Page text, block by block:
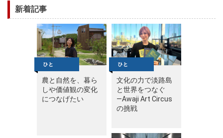
新着記事
農と自然を、暮ら
しや価値観の変化
につなげたい
文化の力で淡路島
と世界をつなぐ
—Awaji Art Circus
の挑戦